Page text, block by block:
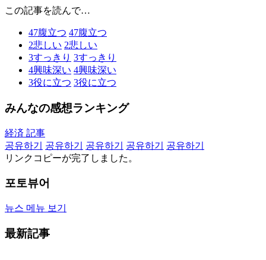
この記事を読んで…
47腹立つ 47腹立つ
2悲しい 2悲しい
3すっきり 3すっきり
4興味深い 4興味深い
3役に立つ 3役に立つ
みんなの感想ランキング
経済 記事
공유하기
공유하기 공유하기 공유하기
공유하기
リンクコピーが完了しました。
포토뷰어
뉴스 메뉴 보기
最新記事